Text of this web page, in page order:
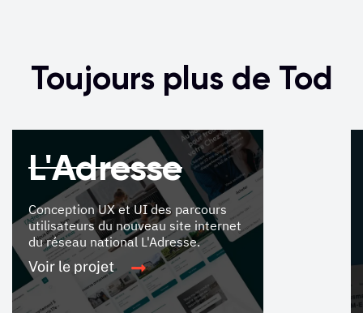
Toujours plus de Tod
L'Adresse
Conception UX et UI des parcours
utilisateurs du nouveau site internet
du réseau national L'Adresse.
Voir le projet